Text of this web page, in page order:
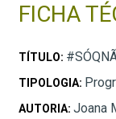
FICHA
TÍTULO:
TIPOLOGIA:
AUTORIA: Joana